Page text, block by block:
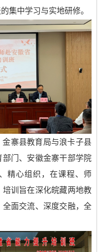
集中学习与实地研修。
寨县教育局与浪卡子县
门、安徽金寨干部学院
精心组织，在课程、师
训旨在深化皖藏两地教
面交流、深度交融，全